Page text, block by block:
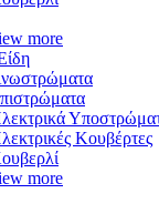
more
Κουβέρτες
more